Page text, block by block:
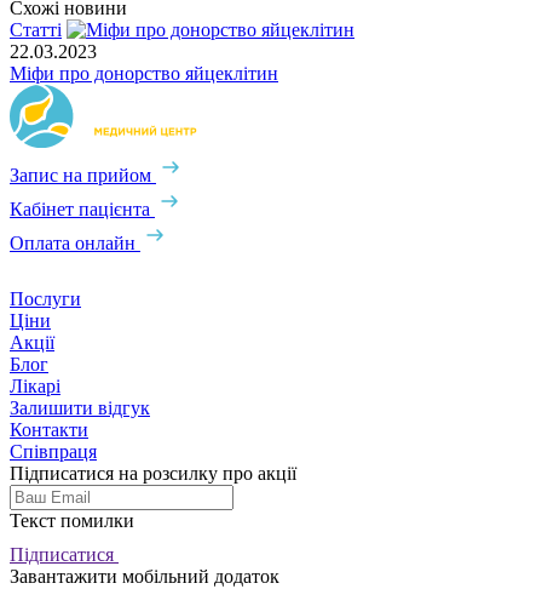
Схожі новини
Статті
22.03.2023
Міфи про донорство яйцеклітин
Запис на прийом
Кабінет пацієнта
Оплата онлайн
Послуги
Ціни
Акції
Блог
Лікарі
Залишити відгук
Контакти
Співпраця
Підписатися на розсилку про акції
Текст помилки
Підписатися
Завантажити мобільний додаток